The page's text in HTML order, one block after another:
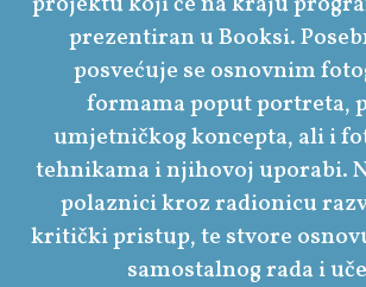
prezentiran u Booksi.
posvećuje se osnovnim
formama poput portreta,
umjetničkog koncepta, ali i
tehnikama i njihovoj uporabi.
polaznici kroz radionicu
kritički pristup, te stvore
samostalnog rada i